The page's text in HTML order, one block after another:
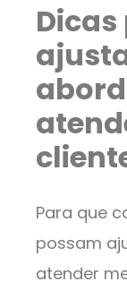
Para que
possam
atender